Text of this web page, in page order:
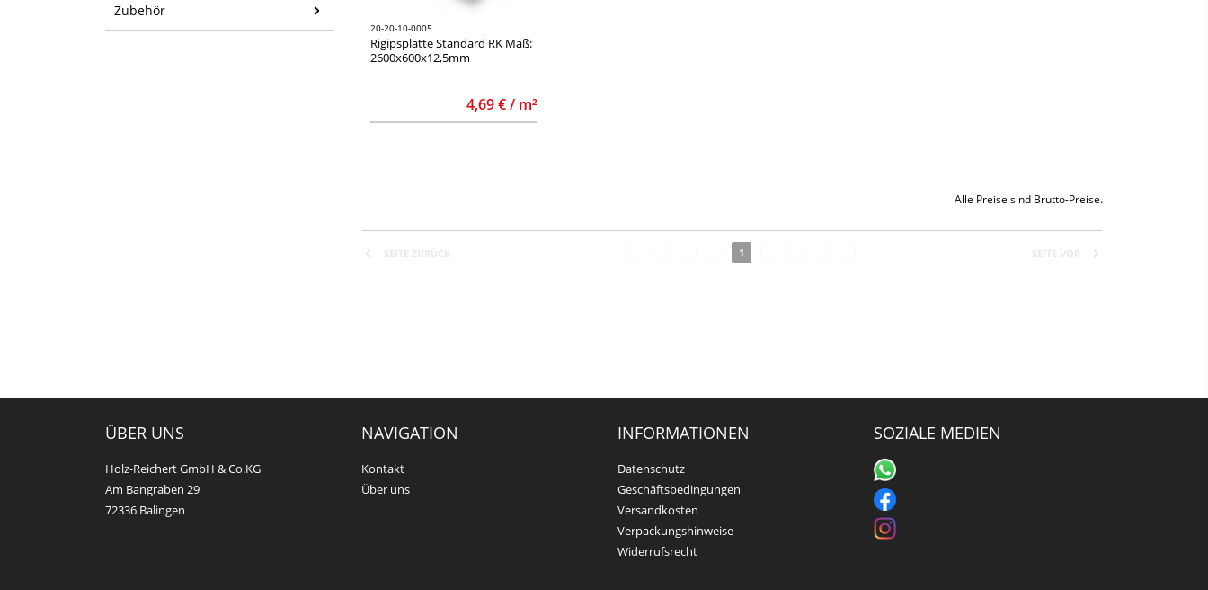
Zubehör
20-20-10-0005
Rigipsplatte Standard RK Maß:
2600x600x12,5mm
4,69 € / m²
Alle Preise sind Brutto-Preise.
1
ÜBER UNS
Holz-Reichert GmbH & Co.KG
Am Bangraben 29
72336 Balingen
NAVIGATION
Kontakt
Über uns
INFORMATIONEN
Datenschutz
Geschäftsbedingungen
Versandkosten
Verpackungshinweise
Widerrufsrecht
SOZIALE MEDIEN